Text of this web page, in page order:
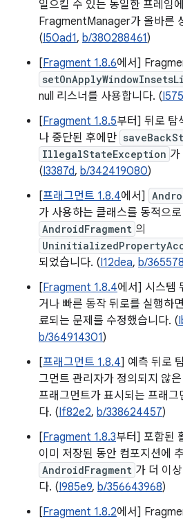
일으킬 수 있는 동일한 프레임
FragmentManager가 올바른
(I50ad1, b/380288461)
[Fragment 1.8.6에서]
null 리스너를 사용합니다. (
[Fragment 1.8.5부터] 뒤로 탐
나 중단된 후에만
IllegalStateException
(I3387d, b/342419080)
[프래그먼트 1.8.4에서]
가 사용하는 클래스를 동적으
AndroidFragment 의
되었습니다. (I12dea, b/
[Fragment 1.8.4에서] 시스템
거나 빠른 동작 뒤로를 실행하
료되는 문제를 수정했습니다. (
b/364914301)
[프래그먼트 1.8.4] 예측 뒤로
그먼트 관리자가 정의되지 않
프래그먼트가 표시되는 프래그
다. (If82e2, b/338624457)
[Fragment 1.8.3부터] 포함된
이미 저장된 동안 컴포지션에
AndroidFragment 가 더 이
다. (I985e9, b/356643968)
[Fragment 1.8.2에서]